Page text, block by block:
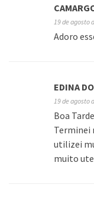
19 de agosto
Adoro
EDINA
19 de agosto
Boa
Terminei
utilizei
muito